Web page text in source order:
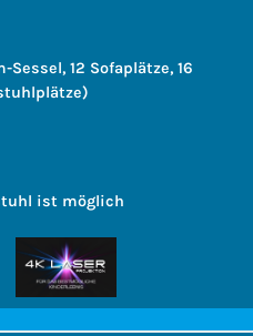
12 Sofaplätze, 16
ist möglich